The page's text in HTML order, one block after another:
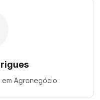
Agronegócio